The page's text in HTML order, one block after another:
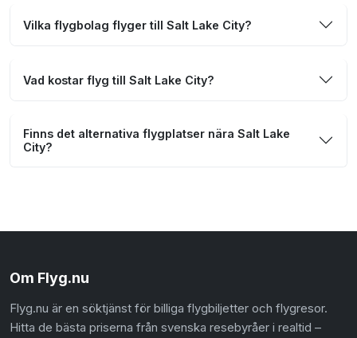
Vilka flygbolag flyger till Salt Lake City?
Vad kostar flyg till Salt Lake City?
Finns det alternativa flygplatser nära Salt Lake
City?
Om Flyg.nu
Flyg.nu är en söktjänst för billiga flygbiljetter och flygresor.
Hitta de bästa priserna från svenska resebyråer i realtid –